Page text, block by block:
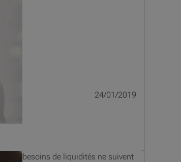
24/01/2019
vos besoins de liquidités ne suivent